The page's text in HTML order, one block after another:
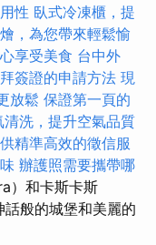
性 臥式冷凍櫃，提
，為您帶來輕鬆愉
享受美食 台中外
簽證的申請方法 現
放鬆 保證第一頁的
清洗，提升空氣品質
精準高效的徵信服
辦護照需要攜帶哪
）和卡斯卡斯
話般的城堡和美麗的